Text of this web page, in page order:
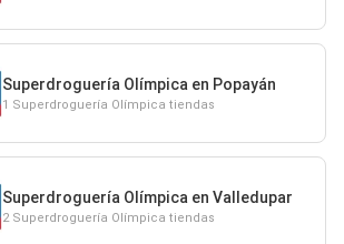
Superdroguería Olímpica en Popayán
1 Superdroguería Olímpica tiendas
Superdroguería Olímpica en Valledupar
2 Superdroguería Olímpica tiendas